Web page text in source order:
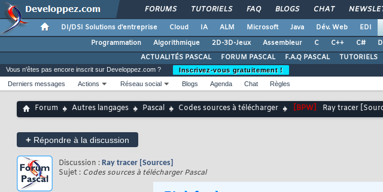
FORUMS TUTORIELS FAQ BLOGS CHAT
DI/DSI Solutions d'entreprise Cloud IA ALM Microsoft Java Dév. Web EDI
Programmation
Algorithmique 2D-3D-Jeux Assembleur C C++ C# D
ACTUALITÉS PASCAL
FORUM PASCAL F.A.Q PASCAL TUTORIELS
Vous n'êtes pas encore inscrit sur Developpez.com ?
Inscrivez-vous gratuitement !
Derniers messages
Actions Réseau social Blogs Agenda Chat Règles
Forum Autres langages Pascal Codes sources à télécharger [BPW] Ray tracer
+ Répondre à la discussion
Discussion : Ray tracer [Sources]
Sujet : Codes sources à télécharger Pascal